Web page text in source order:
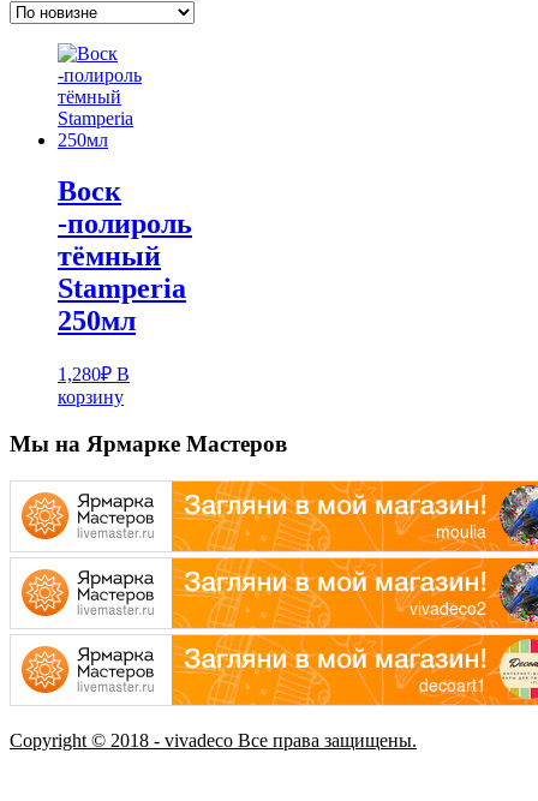
Воск
-полироль
тёмный
Stamperia
250мл
1,280₽ В
корзину
Мы на Ярмарке Мастеров
Copyright © 2018 - vivadeco Все права защищены.